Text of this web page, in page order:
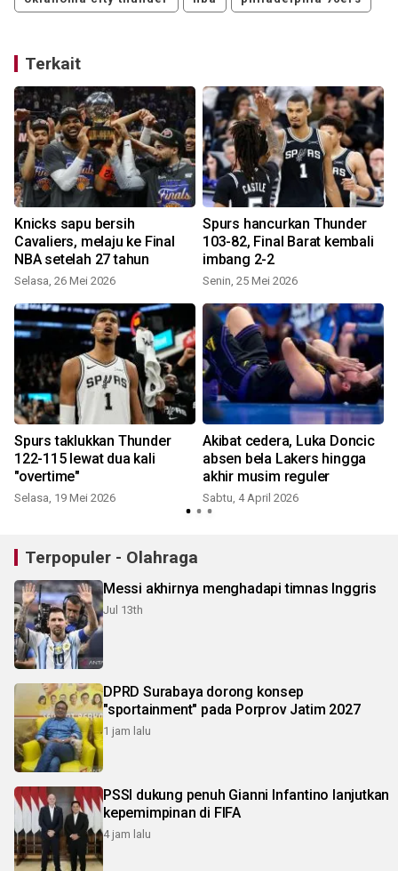
Terkait
Knicks sapu bersih
Cavaliers, melaju ke Final
NBA setelah 27 tahun
Selasa, 26 Mei 2026
Spurs hancurkan Thunder
103-82, Final Barat kembali
imbang 2-2
Senin, 25 Mei 2026
Spurs taklukkan Thunder
122-115 lewat dua kali
"overtime"
Selasa, 19 Mei 2026
Akibat cedera, Luka Doncic
absen bela Lakers hingga
akhir musim reguler
Sabtu, 4 April 2026
Terpopuler - Olahraga
Messi akhirnya menghadapi timnas Inggris
Jul 13th
DPRD Surabaya dorong konsep
"sportainment" pada Porprov Jatim 2027
1 jam lalu
PSSI dukung penuh Gianni Infantino lanjutkan
kepemimpinan di FIFA
4 jam lalu